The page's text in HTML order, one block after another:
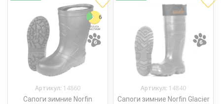
Артикул: 14860
Сапоги зимние Norfin
Артикул: 14840
Сапоги зимние Norfin Glacier